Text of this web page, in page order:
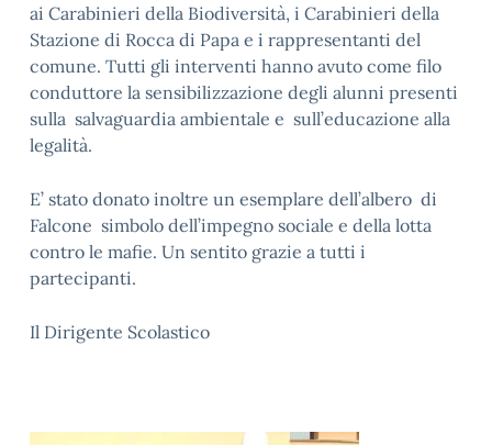
ai Carabinieri della Biodiversità, i Carabinieri della
Stazione di Rocca di Papa e i rappresentanti del
comune. Tutti gli interventi hanno avuto come filo
conduttore la sensibilizzazione degli alunni presenti
sulla salvaguardia ambientale e sull’educazione alla
legalità.
E’ stato donato inoltre un esemplare dell’albero di
Falcone simbolo dell’impegno sociale e della lotta
contro le mafie. Un sentito grazie a tutti i
partecipanti.
Il Dirigente Scolastico